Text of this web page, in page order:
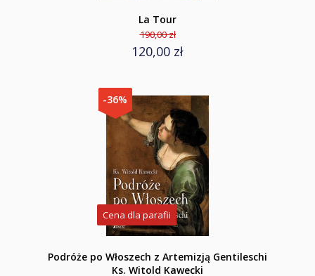
La Tour
190,00 zł
120,00 zł
-36%
Cena dla parafii
Podróże po Włoszech z Artemizją Gentileschi
Ks. Witold Kawecki